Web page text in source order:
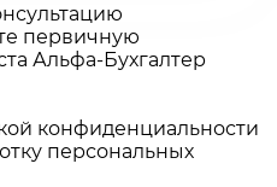
первичную
Альфа-Бухгалтер
конфиденциальности
персональных